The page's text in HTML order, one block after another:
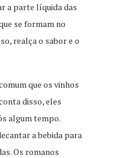
a parte líquida das
se formam no
realça o sabor e o
que os vinhos
disso, eles
algum tempo.
a bebida para
Os romanos